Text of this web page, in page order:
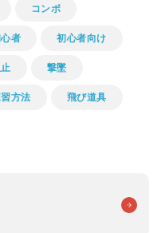
コンボ
者 初心者向け
撃墜
方法 飛び道具